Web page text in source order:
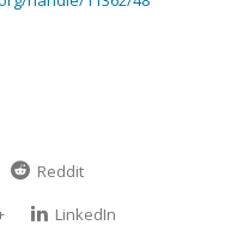
Reddit
LinkedIn